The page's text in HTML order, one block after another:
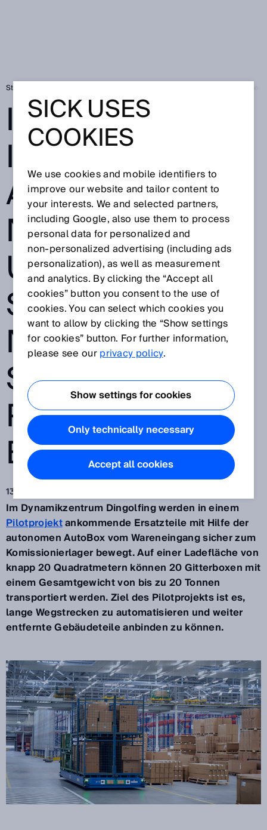
Startseite
INNOVATIVE
INTRALOGISTIK:
AUTOBOX MIT
NAVIGATIONS-
UND
SICHERHEITSSE
NSOREN VON
SICK IM
PILOTTEST BEI
BMW
13.08.2019
Im Dynamikzentrum Dingolfing werden in einem
Pilotprojektankommende Ersatzteile mit Hilfe der
autonomen AutoBox vom Wareneingang sicher zum
Komissionierlager bewegt. Auf einer Ladefläche von
knapp 20 Quadratmetern können 20 Gitterboxen mit
einem Gesamtgewicht von bis zu 20 Tonnen
transportiert werden. Ziel des Pilotprojekts ist es,
lange Wegstrecken zu automatisieren und weiter
entfernte Gebäudeteile anbinden zu können.
SICK USES
COOKIES
We use cookies and mobile identifiers to
improve our website and tailor content to
your interests. We and selected partners,
including Google, also use them to process
personal data for personalized and
non‑personalized advertising (including ads
personalization), as well as measurement
and analytics. By clicking the “Accept all
cookies” button you consent to the use of
cookies. You can select which cookies you
want to allow by clicking the “Show settings
for cookies” button. For further information,
please see ourprivacy policy.
Show settings for cookies
Only technically necessary
Accept all cookies